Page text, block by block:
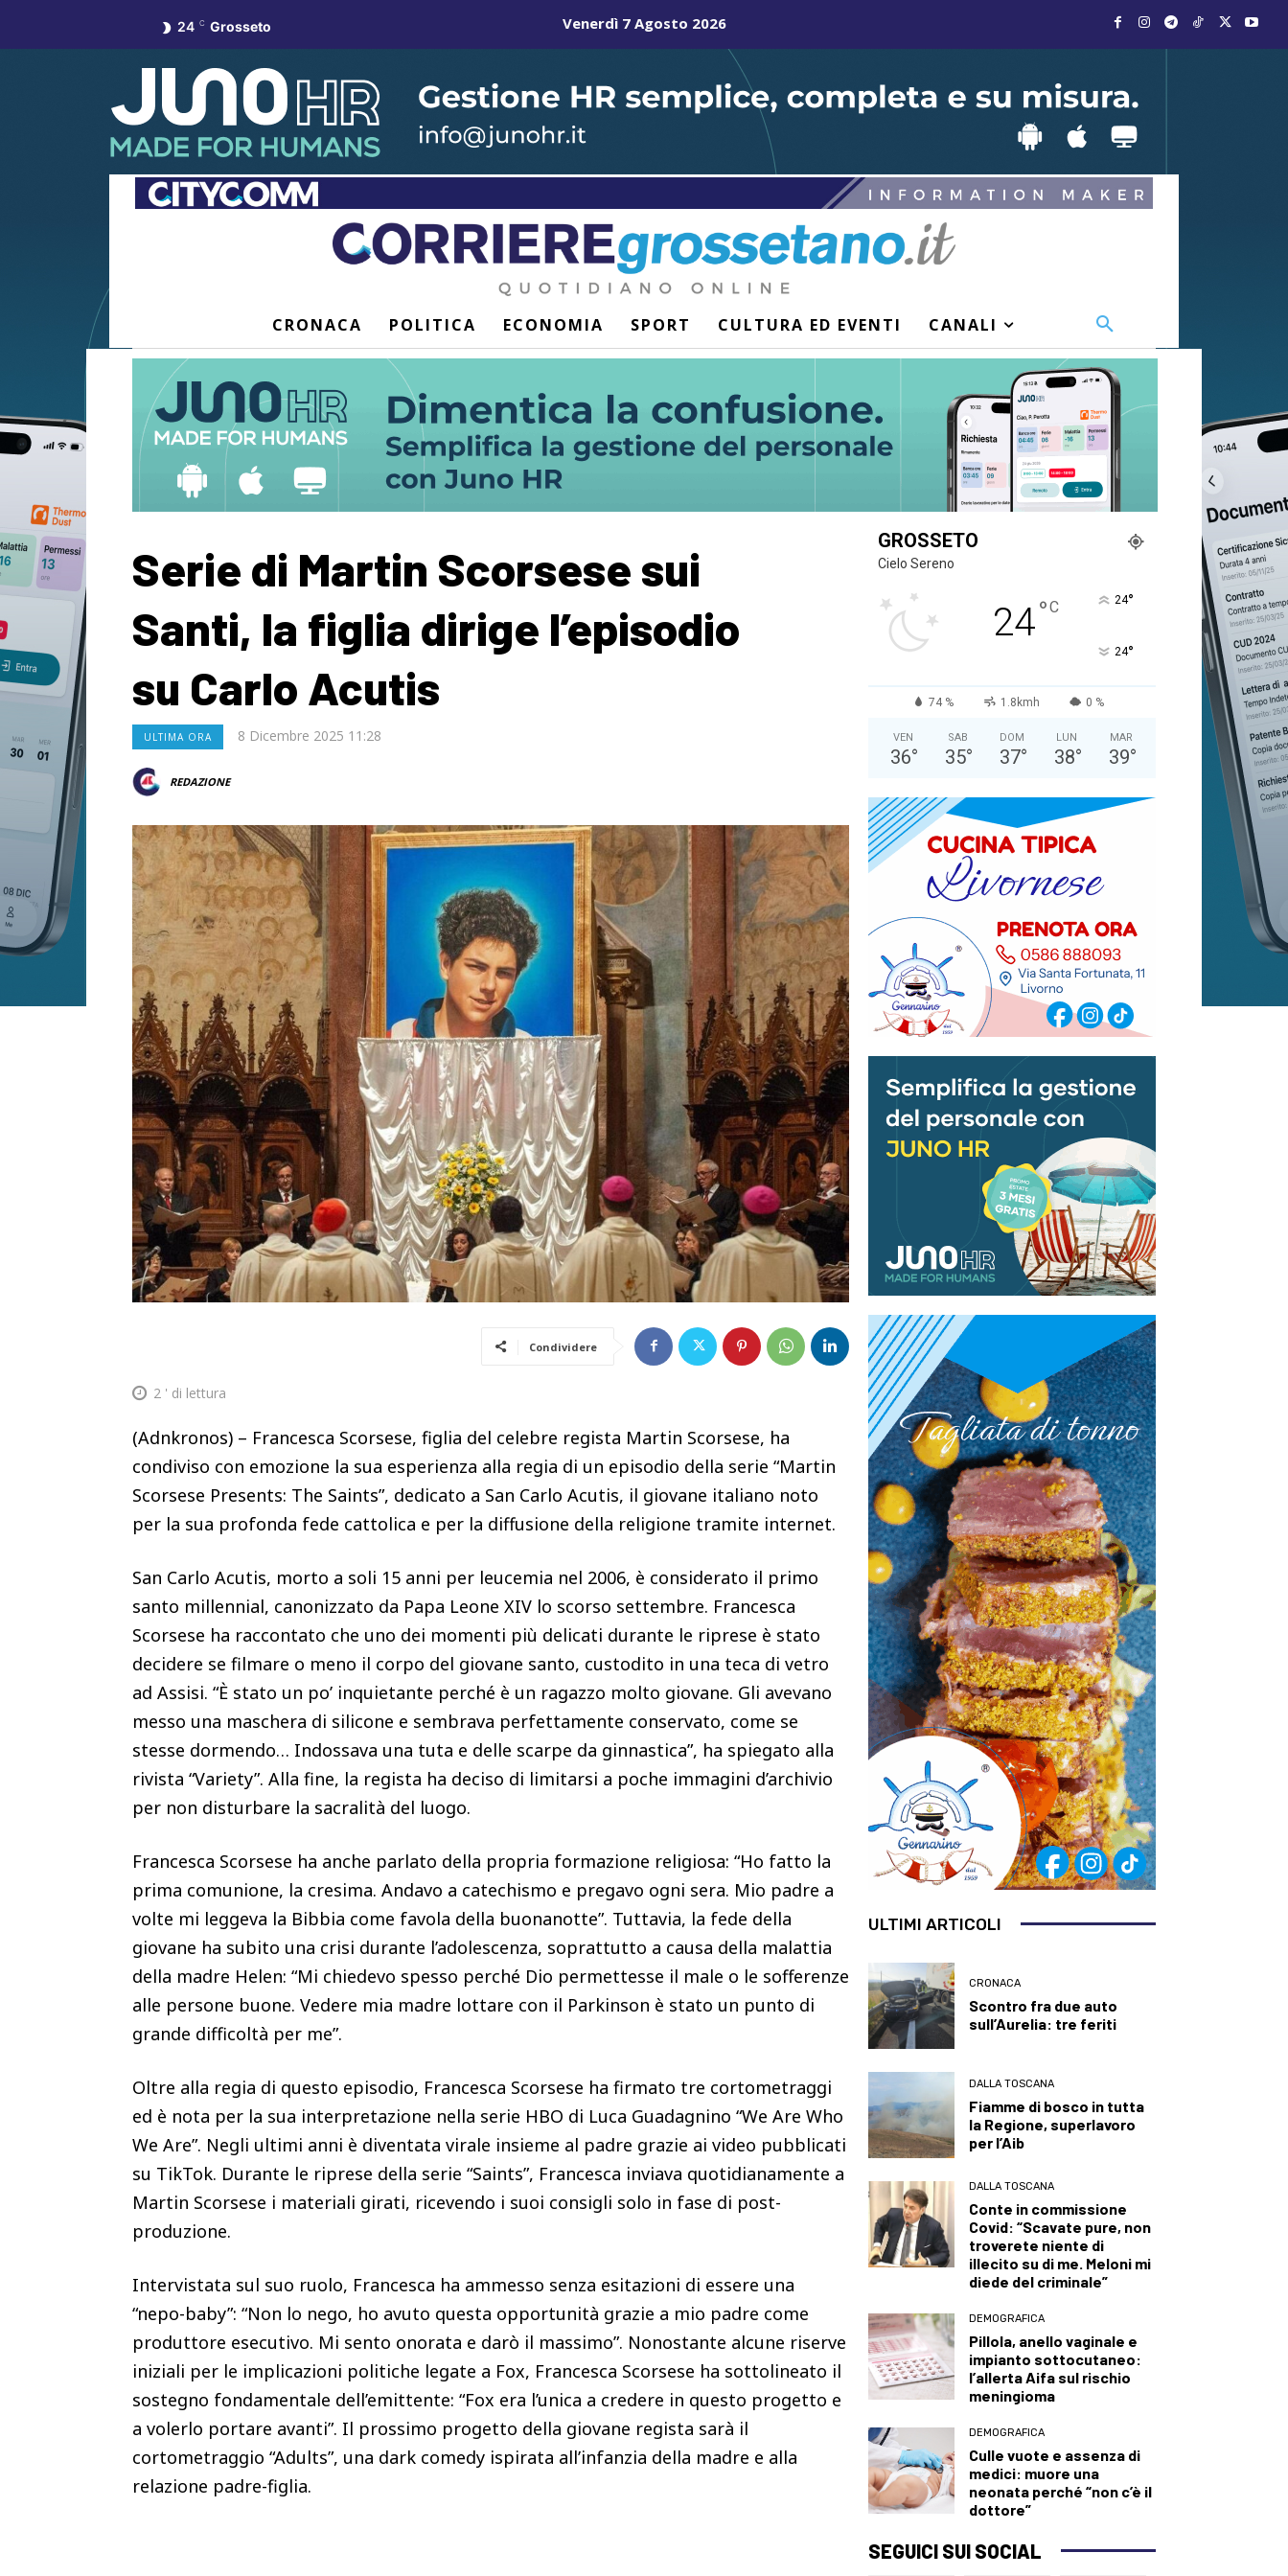
24 C Grosseto Venerdì 7 Agosto 2026
CRONACA POLITICA ECONOMIA SPORT CULTURA ED EVENTI CANALI
Serie di Martin Scorsese sui
Santi, la figlia dirige l’episodio
su Carlo Acutis
ULTIMA ORA 8 Dicembre 2025 11:28
REDAZIONE
Condividere
2 ' di lettura
(Adnkronos) – Francesca Scorsese, figlia del celebre regista Martin Scorsese, ha
condiviso con emozione la sua esperienza alla regia di un episodio della serie “Martin
Scorsese Presents: The Saints”, dedicato a San Carlo Acutis, il giovane italiano noto
per la sua profonda fede cattolica e per la diffusione della religione tramite internet.
San Carlo Acutis, morto a soli 15 anni per leucemia nel 2006, è considerato il primo
santo millennial, canonizzato da Papa Leone XIV lo scorso settembre. Francesca
Scorsese ha raccontato che uno dei momenti più delicati durante le riprese è stato
decidere se filmare o meno il corpo del giovane santo, custodito in una teca di vetro
ad Assisi. “È stato un po’ inquietante perché è un ragazzo molto giovane. Gli avevano
messo una maschera di silicone e sembrava perfettamente conservato, come se
stesse dormendo… Indossava una tuta e delle scarpe da ginnastica”, ha spiegato alla
rivista “Variety”. Alla fine, la regista ha deciso di limitarsi a poche immagini d’archivio
per non disturbare la sacralità del luogo.
Francesca Scorsese ha anche parlato della propria formazione religiosa: “Ho fatto la
prima comunione, la cresima. Andavo a catechismo e pregavo ogni sera. Mio padre a
volte mi leggeva la Bibbia come favola della buonanotte”. Tuttavia, la fede della
giovane ha subito una crisi durante l’adolescenza, soprattutto a causa della malattia
della madre Helen: “Mi chiedevo spesso perché Dio permettesse il male o le sofferenze
alle persone buone. Vedere mia madre lottare con il Parkinson è stato un punto di
grande difficoltà per me”.
Oltre alla regia di questo episodio, Francesca Scorsese ha firmato tre cortometraggi
ed è nota per la sua interpretazione nella serie HBO di Luca Guadagnino “We Are Who
We Are”. Negli ultimi anni è diventata virale insieme al padre grazie ai video pubblicati
su TikTok. Durante le riprese della serie “Saints”, Francesca inviava quotidianamente a
Martin Scorsese i materiali girati, ricevendo i suoi consigli solo in fase di post-
produzione.
Intervistata sul suo ruolo, Francesca ha ammesso senza esitazioni di essere una
“nepo-baby”: “Non lo nego, ho avuto questa opportunità grazie a mio padre come
produttore esecutivo. Mi sento onorata e darò il massimo”. Nonostante alcune riserve
iniziali per le implicazioni politiche legate a Fox, Francesca Scorsese ha sottolineato il
sostegno fondamentale dell’emittente: “Fox era l’unica a credere in questo progetto e
a volerlo portare avanti”. Il prossimo progetto della giovane regista sarà il
cortometraggio “Adults”, una dark comedy ispirata all’infanzia della madre e alla
relazione padre-figlia.
GROSSETO
Cielo Sereno
24°C 24°
24°
74 % 1.8kmh 0 %
VEN
36°
SAB
35°
DOM
37°
LUN
38°
MAR
39°
ULTIMI ARTICOLI
CRONACA
Scontro fra due auto
sull’Aurelia: tre feriti
DALLA TOSCANA
Fiamme di bosco in tutta
la Regione, superlavoro
per l’Aib
DALLA TOSCANA
Conte in commissione
Covid: “Scavate pure, non
troverete niente di
illecito su di me. Meloni mi
diede del criminale”
DEMOGRAFICA
Pillola, anello vaginale e
impianto sottocutaneo:
l’allerta Aifa sul rischio
meningioma
DEMOGRAFICA
Culle vuote e assenza di
medici: muore una
neonata perché “non c’è il
dottore”
SEGUICI SUI SOCIAL